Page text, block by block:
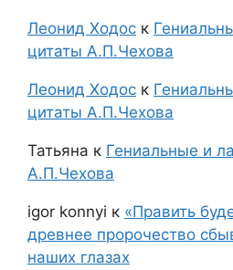
Леонид Ходос к
цитаты А.П.Чехова
Леонид Ходос к
цитаты А.П.Чехова
Татьяна к Гениальные и
А.П.Чехова
igor konnyi к «Править
древнее пророчество
наших глазах